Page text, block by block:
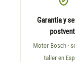
Garantía y
Motor Bosch ·
taller en